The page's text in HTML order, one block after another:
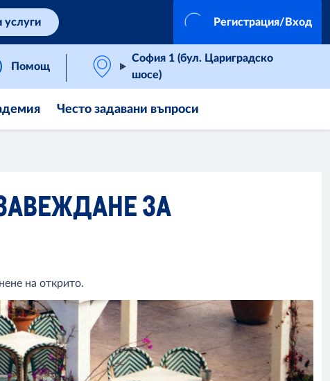
услуги Регистрация/Вход
Помощ
София 1 (бул. Цариградско
шосе)
Често задавани въпроси
ЗА
на открито.